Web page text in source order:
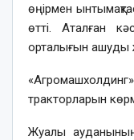
өңірмен
өтті. Аталған
орталығын ашуды
тракторларын
Жуалы